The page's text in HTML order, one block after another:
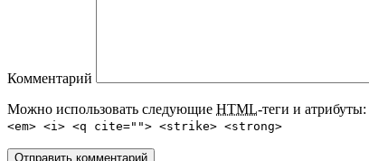
Комментарий
Можно использовать следующие HTML-теги и атрибуты:
<em> <i> <q cite=""> <strike> <strong>